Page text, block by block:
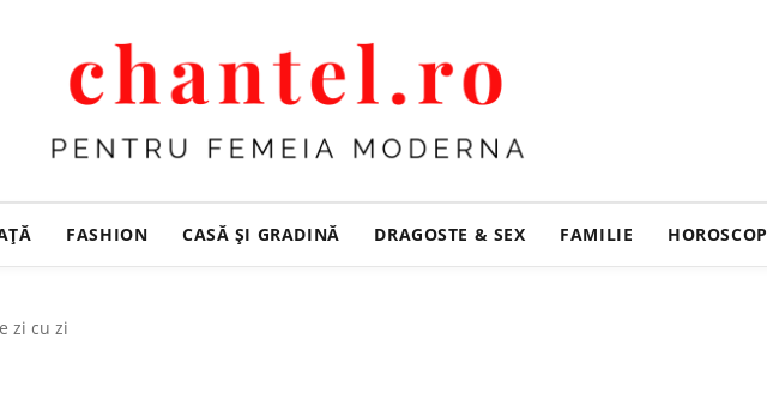
FASHION CASĂ ŞI GRADINĂ DRAGOSTE & SEX FAMILIE HOROSCOP
zi cu zi